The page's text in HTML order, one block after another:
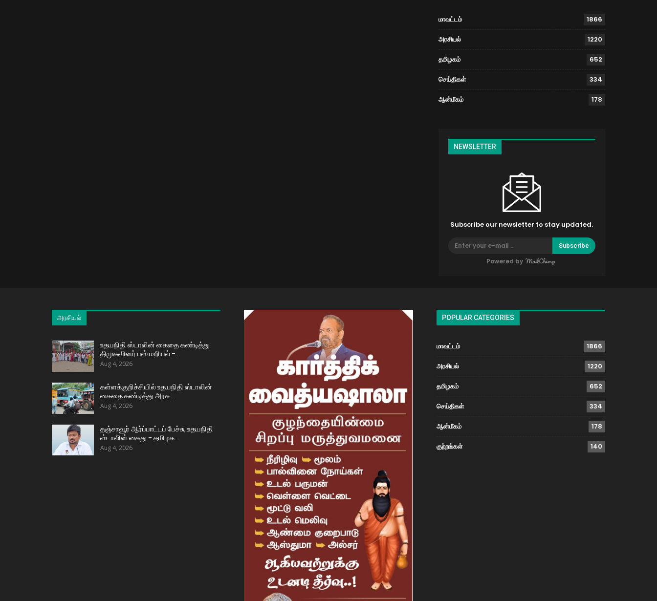
மாவட்டம் 1866
அரசியல் 1220
தமிழகம் 652
செய்திகள் 334
ஆன்மீகம் 178
NEWSLETTER
Subscribe our newsletter to stay updated.
Subscribe
Powered by
அரசியல்
உதயநிதி ஸ்டாலின் கைதை கண்டித்து
திமுகவினர் பஸ் மறியல் –…
Aug 4, 2026
கள்ளக்குறிச்சியில் உதயநிதி ஸ்டாலின்
கைதை கண்டித்து அரசு…
Aug 4, 2026
தஞ்சாவூர் ஆர்ப்பாட்டப் பேச்சு, உதயநிதி
ஸ்டாலின் கைது – தமிழக…
Aug 4, 2026
POPULAR CATEGORIES
மாவட்டம் 1866
அரசியல் 1220
தமிழகம் 652
செய்திகள் 334
ஆன்மீகம் 178
குற்றங்கள் 140